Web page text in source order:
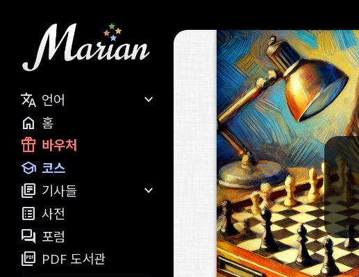
 언어

 홈
 바우처
 코스
 기사들

 사전
 포럼
 PDF 도서관